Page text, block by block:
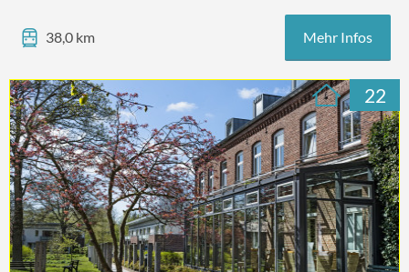
38,0 km Mehr Infos
22